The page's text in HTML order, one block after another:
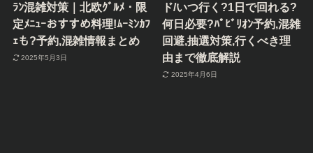
ﾗﾝ混雑対策｜北欧ｸﾞﾙﾒ・限
定ﾒﾆｭｰおすすめ料理!ﾑｰﾐﾝｶﾌ
ｪも?予約,混雑情報まとめ
2025年5月3日
ド/いつ行く?1日で回れる?
何日必要?ﾊﾟﾋﾞﾘｵﾝ予約,混雑
回避,抽選対策,行くべき理
由まで徹底解説
2025年4月6日